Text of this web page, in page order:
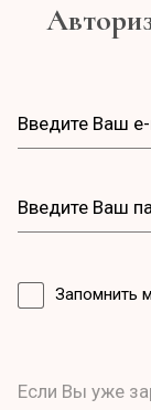
Запомнить
Если Вы уже